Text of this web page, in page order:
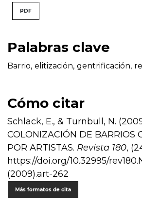
Palabras clave
Barrio, elitización, gentrificación,
Cómo citar
Schlack, E., & Turnbull, N.
COLONIZACIÓN DE BARRIOS
POR ARTISTAS. Revista 180,
https://doi.org/10.32995/
(2009).art-262
Más formatos de cita
PDF